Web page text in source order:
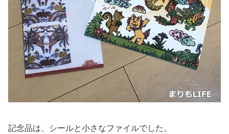
記念品は、シールと小さなファイルでした。